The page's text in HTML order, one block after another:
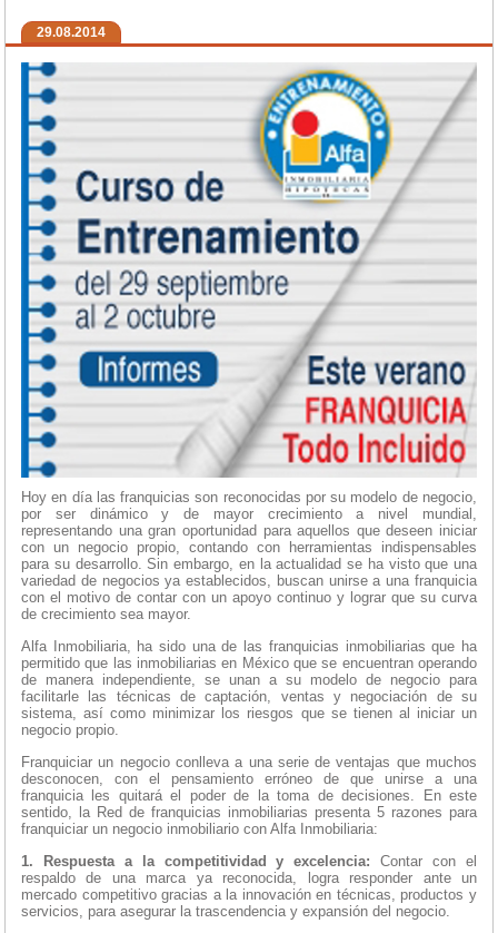
29.08.2014
Hoy en día las franquicias son reconocidas por su modelo de negocio,
por ser dinámico y de mayor crecimiento a nivel mundial,
representando una gran oportunidad para aquellos que deseen iniciar
con un negocio propio, contando con herramientas indispensables
para su desarrollo. Sin embargo, en la actualidad se ha visto que una
variedad de negocios ya establecidos, buscan unirse a una franquicia
con el motivo de contar con un apoyo continuo y lograr que su curva
de crecimiento sea mayor.
Alfa Inmobiliaria, ha sido una de las franquicias inmobiliarias que ha
permitido que las inmobiliarias en México que se encuentran operando
de manera independiente, se unan a su modelo de negocio para
facilitarle las técnicas de captación, ventas y negociación de su
sistema, así como minimizar los riesgos que se tienen al iniciar un
negocio propio.
Franquiciar un negocio conlleva a una serie de ventajas que muchos
desconocen, con el pensamiento erróneo de que unirse a una
franquicia les quitará el poder de la toma de decisiones. En este
sentido, la Red de franquicias inmobiliarias presenta 5 razones para
franquiciar un negocio inmobiliario con Alfa Inmobiliaria:
1. Respuesta a la competitividad y excelencia: Contar con el
respaldo de una marca ya reconocida, logra responder ante un
mercado competitivo gracias a la innovación en técnicas, productos y
servicios, para asegurar la trascendencia y expansión del negocio.